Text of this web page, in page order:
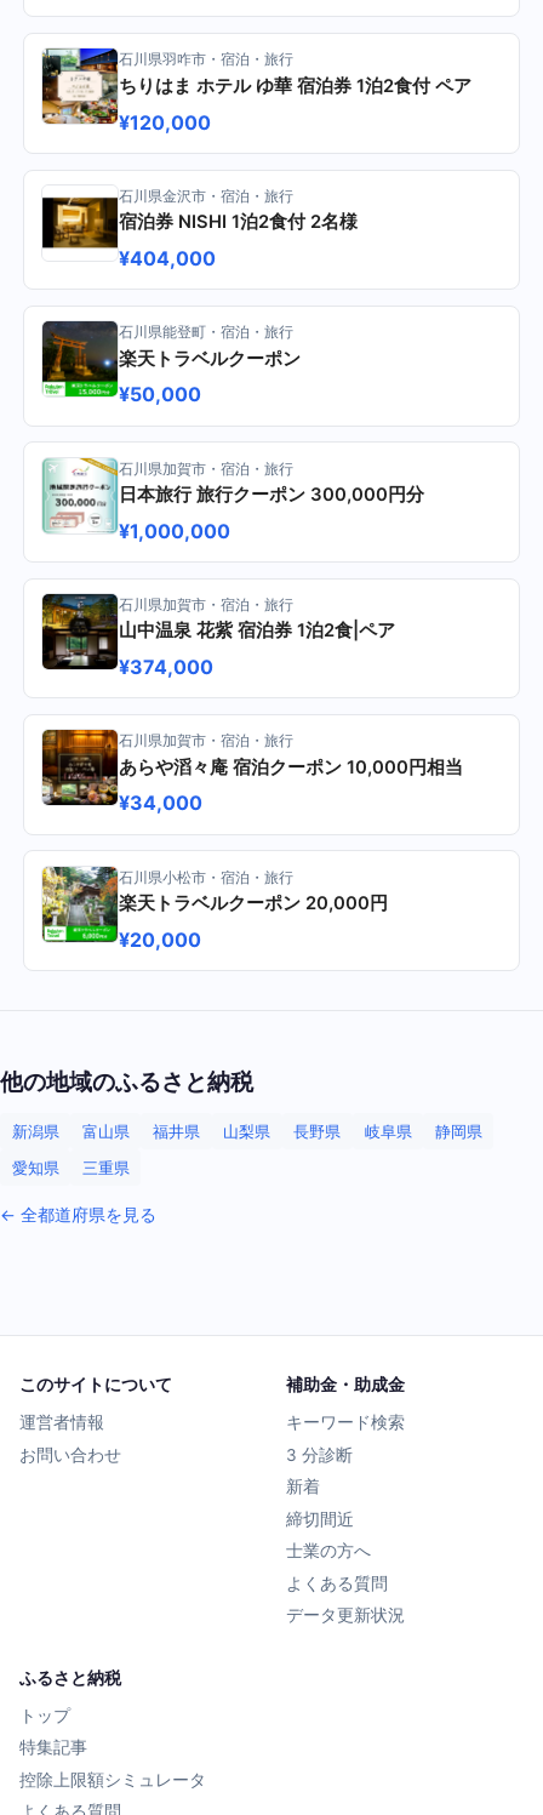
石川県羽咋市・宿泊・旅行
ちりはま ホテル ゆ華 宿泊券 1泊2食付 ペア
¥120,000
石川県金沢市・宿泊・旅行
宿泊券 NISHI 1泊2食付 2名様
¥404,000
石川県能登町・宿泊・旅行
楽天トラベルクーポン
¥50,000
石川県加賀市・宿泊・旅行
日本旅行 旅行クーポン 300,000円分
¥1,000,000
石川県加賀市・宿泊・旅行
山中温泉 花紫 宿泊券 1泊2食|ペア
¥374,000
石川県加賀市・宿泊・旅行
あらや滔々庵 宿泊クーポン 10,000円相当
¥34,000
石川県小松市・宿泊・旅行
楽天トラベルクーポン 20,000円
¥20,000
他の地域のふるさと納税
新潟県 富山県 福井県 山梨県 長野県 岐阜県
静岡県
愛知県
三重県
← 全都道府県を見る
このサイトについて
運営者情報
お問い合わせ
補助金・助成金
キーワード検索
3 分診断
新着
締切間近
士業の方へ
よくある質問
データ更新状況
ふるさと納税
トップ
特集記事
控除上限額シミュレータ